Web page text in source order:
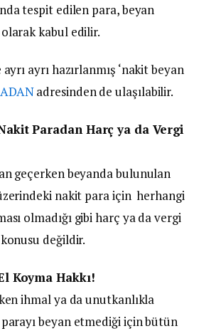
tespit edilen para, beyan
kabul edilir.
ayrı hazırlanmış ‘nakit beyan
adresinden de ulaşılabilir.
Paradan Harç ya da Vergi
geçerken beyanda bulunulan
nakit para için herhangi
olmadığı gibi harç ya da vergi
konusu değildir.
Koyma Hakkı!
ihmal ya da unutkanlıkla
beyan etmediği için bütün